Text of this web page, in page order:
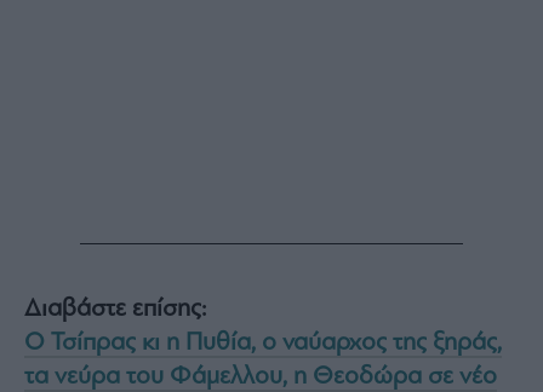
Διαβάστε επίσης:
Ο Τσίπρας κι η Πυθία, ο ναύαρχος της ξηράς,
τα νεύρα του Φάμελλου, η Θεοδώρα σε νέο